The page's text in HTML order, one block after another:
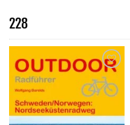
228
Zu
Wunschliste
hinzufügen